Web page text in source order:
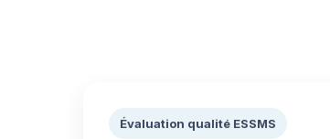
Évaluation qualité ESSMS